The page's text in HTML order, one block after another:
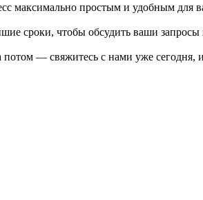
максимально простым и удобным для
сроки, чтобы обсудить ваши запросы
— свяжитесь с нами уже сегодня,